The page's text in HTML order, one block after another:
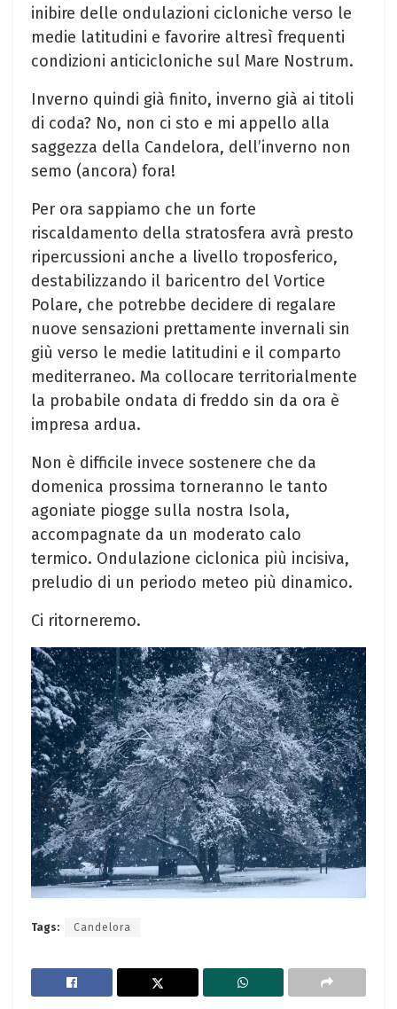
inibire delle ondulazioni cicloniche verso le
medie latitudini e favorire altresì frequenti
condizioni anticicloniche sul Mare Nostrum.
Inverno quindi già finito, inverno già ai titoli
di coda? No, non ci sto e mi appello alla
saggezza della Candelora, dell’inverno non
semo (ancora) fora!
Per ora sappiamo che un forte
riscaldamento della stratosfera avrà presto
ripercussioni anche a livello troposferico,
destabilizzando il baricentro del Vortice
Polare, che potrebbe decidere di regalare
nuove sensazioni prettamente invernali sin
giù verso le medie latitudini e il comparto
mediterraneo. Ma collocare territorialmente
la probabile ondata di freddo sin da ora è
impresa ardua.
Non è difficile invece sostenere che da
domenica prossima torneranno le tanto
agoniate piogge sulla nostra Isola,
accompagnate da un moderato calo
termico. Ondulazione ciclonica più incisiva,
preludio di un periodo meteo più dinamico.
Ci ritorneremo.
Tags: Candelora